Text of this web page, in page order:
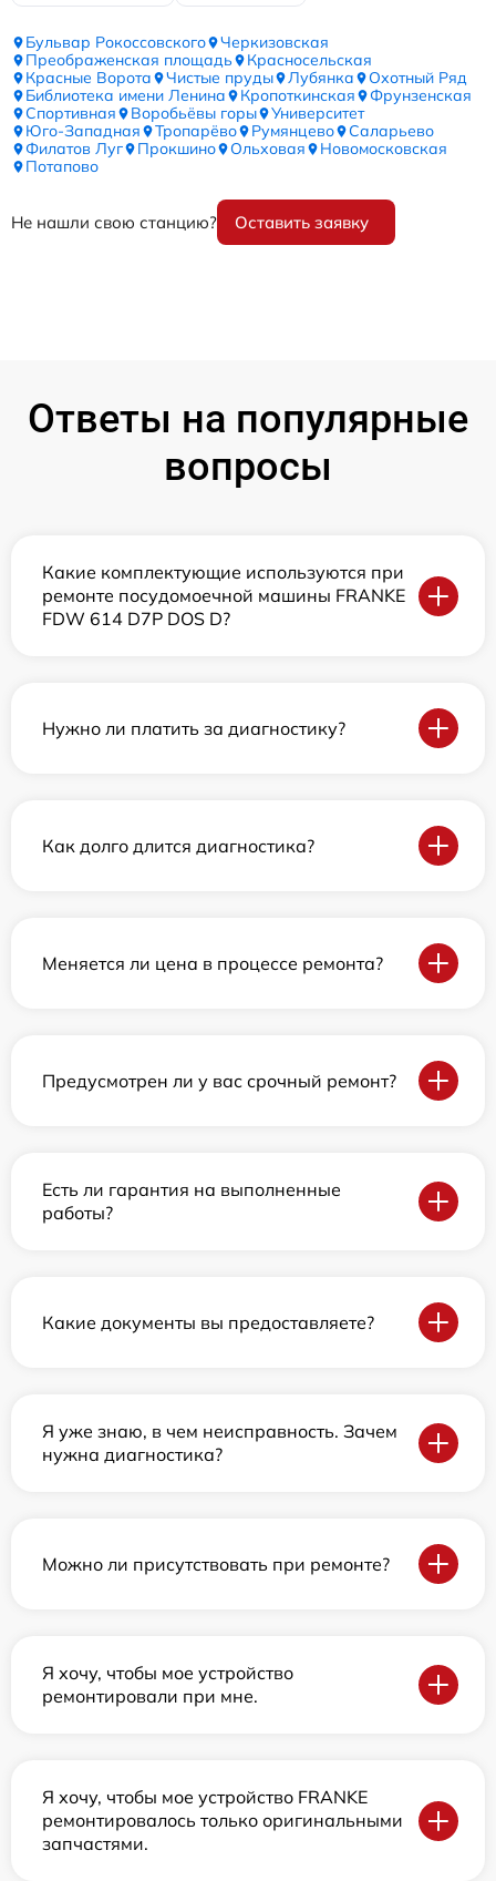
Бульвар Рокоссовского
Черкизовская
Преображенская площадь
Красносельская
Красные Ворота
Чистые пруды Лубянка
Охотный Ряд
Библиотека имени Ленина
Кропоткинская
Фрунзенская
Спортивная
Воробьёвы горы
Университет
Юго-Западная
Тропарёво Румянцево
Саларьево
Филатов Луг
Прокшино Ольховая
Новомосковская
Потапово
Не нашли свою станцию? Оставить заявку
Ответы на популярные
вопросы
Какие комплектующие используются при
ремонте посудомоечной машины FRANKE
FDW 614 D7P DOS D?
Нужно ли платить за диагностику?
Как долго длится диагностика?
Меняется ли цена в процессе ремонта?
Предусмотрен ли у вас срочный ремонт?
Есть ли гарантия на выполненные
работы?
Какие документы вы предоставляете?
Я уже знаю, в чем неисправность. Зачем
нужна диагностика?
Можно ли присутствовать при ремонте?
Я хочу, чтобы мое устройство
ремонтировали при мне.
Я хочу, чтобы мое устройство FRANKE
ремонтировалось только оригинальными
запчастями.